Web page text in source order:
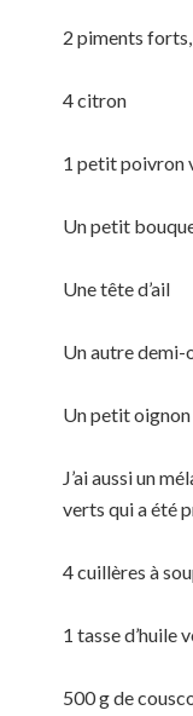
2 piments
4 citron
1 petit poivron
Un petit
Une tête d’ail
Un autre demi-
Un petit
J’ai aussi un
verts qui a été
4 cuillères à
1 tasse d’huile
500 g de